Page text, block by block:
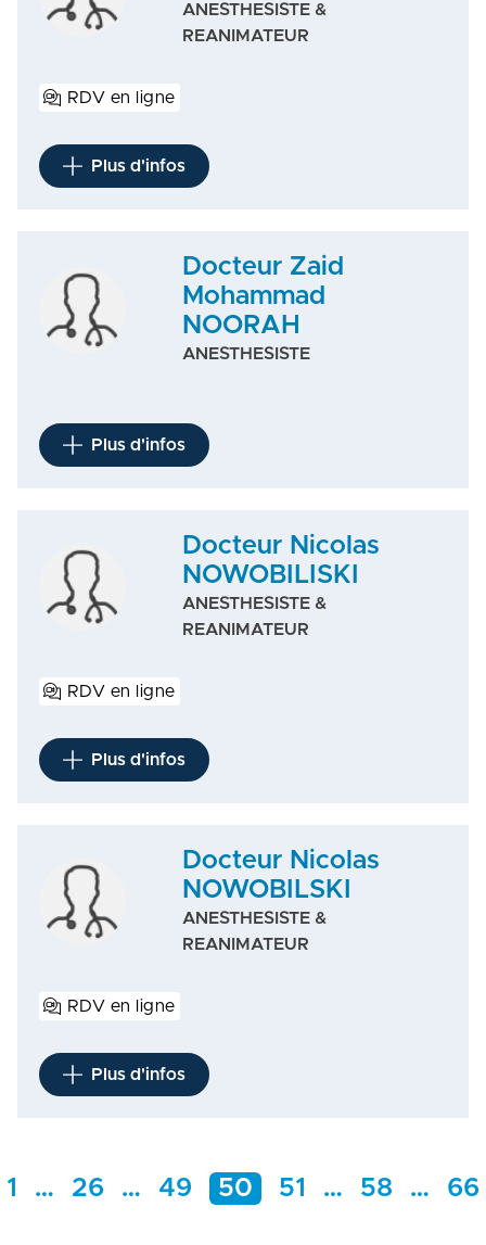
ANESTHESISTE &
REANIMATEUR
RDV en ligne
Plus d'infos
Docteur Zaid
Mohammad
NOORAH
ANESTHESISTE
Plus d'infos
Docteur Nicolas
NOWOBILISKI
ANESTHESISTE &
REANIMATEUR
RDV en ligne
Plus d'infos
Docteur Nicolas
NOWOBILSKI
ANESTHESISTE &
REANIMATEUR
RDV en ligne
Plus d'infos
1 … 26 … 49 50 51 … 58 … 66
Centre de